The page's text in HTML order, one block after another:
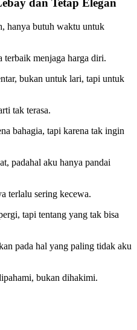
dan Tetap Elegan
hanya butuh waktu untuk
terbaik menjaga harga diri.
bukan untuk lari, tapi untuk
tak terasa.
bahagia, tapi karena tak ingin
padahal aku hanya pandai
terlalu sering kecewa.
tapi tentang yang tak bisa
pada hal yang paling tidak aku
bukan dihakimi.